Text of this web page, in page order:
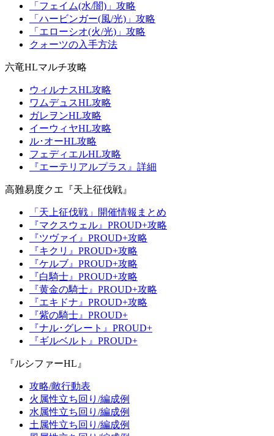
「フェイム(水/闇)」攻略
「ハービンガー(風/光)」攻略
「エローシオ(火/光)」攻略
クォーツの入手方法
六竜HLマルチ攻略
ウィルナスHL攻略
ワムデュスHL攻略
ガレヲンHL攻略
イーウィヤHL攻略
ル･オーHL攻略
フェディエルHL攻略
『エーテリアルプラス』詳細
高難易度クエ『天上征伐戦』
「天上征伐戦」開催情報まとめ
『マクスウェル』PROUD+攻略
『ツヴァイ』PROUD+攻略
『キクリ』PROUD+攻略
『ケルブ』PROUD+攻略
『白騎士』PROUD+攻略
『黄金の騎士』PROUD+攻略
『エキドナ』PROUD+攻略
『紫の騎士』PROUD+
『ナル･グレート』PROUD+
『ギルベルト』PROUD+
『ルシファーHL』
攻略/敵行動表
火属性立ち回り/編成例
水属性立ち回り/編成例
土属性立ち回り/編成例